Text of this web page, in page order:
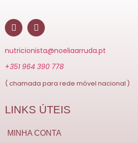
nutricionista@noeliaarruda.pt
+351 964 390 778
( chamada para rede móvel nacional )
LINKS ÚTEIS
MINHA CONTA